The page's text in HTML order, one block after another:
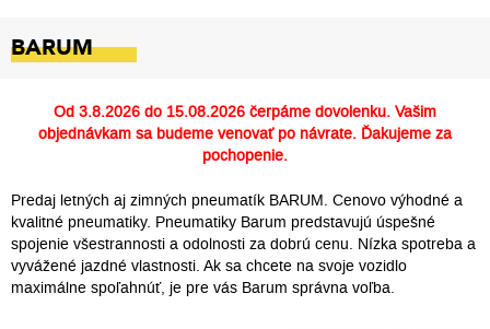
KONTAKT
PREČO MY
BARUM
Od 3.8.2026 do 15.08.2026 čerpáme dovolenku. Vašim
objednávkam sa budeme venovať po návrate. Ďakujeme za
pochopenie.
Predaj letných aj zimných pneumatík BARUM. Cenovo výhodné a
kvalitné pneumatiky. Pneumatiky Barum predstavujú úspešné
spojenie všestrannosti a odolnosti za dobrú cenu. Nízka spotreba a
vyvážené jazdné vlastnosti. Ak sa chcete na svoje vozidlo
maximálne spoľahnúť, je pre vás Barum správna voľba.